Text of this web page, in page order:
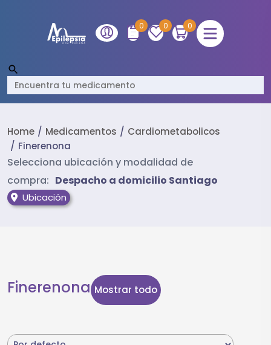
0 0 0
Home Medicamentos
Cardiometabolicos
Finerenona
Selecciona ubicación y modalidad de
compra: Despacho a domicilio Santiago
Ubicación
Finerenona Mostrar todo